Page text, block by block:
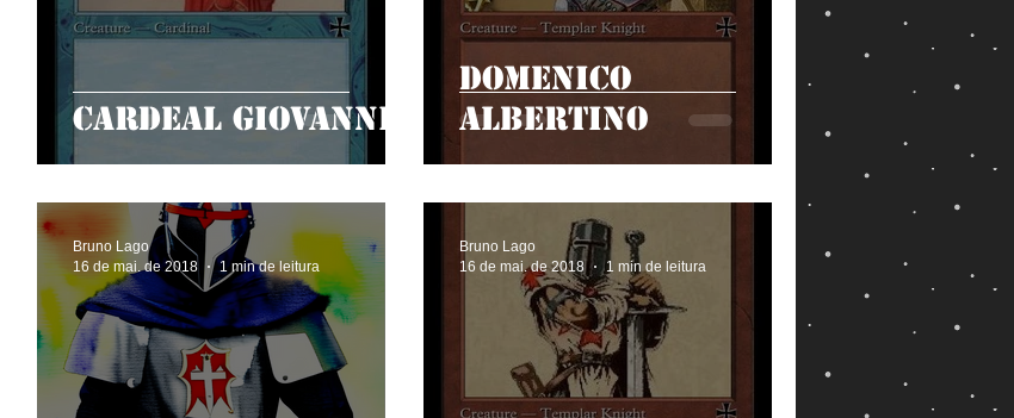
Cardeal Giovanni
Domenico
Albertino
Bruno Lago
16 de mai. de 2018
1 min de leitura
Bruno Lago
16 de mai. de 2018
1 min de leitura